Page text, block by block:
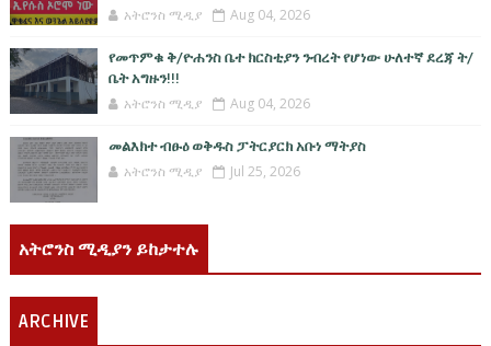
አትሮንስ ሚዲያ Aug 04, 2026
የመጥምቁ ቅ/ዮሐንስ ቤተ ክርስቲያን ንብረት የሆነው ሁለተኛ ደረጃ ት/
ቤት አግዙን!!!
አትሮንስ ሚዲያ Aug 04, 2026
መልእክተ ብፁዕ ወቅዱስ ፓትርያርክ አቡነ ማትያስ
አትሮንስ ሚዲያ Jul 25, 2026
አትሮንስ ሚዲያን ይከታተሉ
ARCHIVE